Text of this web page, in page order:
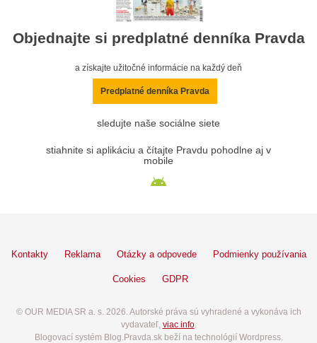
Objednajte si predplatné denníka Pravda
a získajte užitočné informácie na každý deň
Predplatné denníka Pravda
sledujte naše sociálne siete
stiahnite si aplikáciu a čítajte Pravdu pohodlne aj v
mobile
Kontakty Reklama Otázky a odpovede Podmienky používania
Cookies GDPR
© OUR MEDIA SR a. s. 2026. Autorské práva sú vyhradené a vykonáva ich
vydavateľ, viac info.
Blogovací systém Blog.Pravda.sk beží na technológií Wordpress.